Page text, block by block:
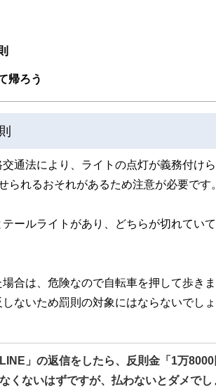
ンシャルプランナー、弁護士、税理士、宅地建物取
、行政書士、投資アナリスト、キャリアコンサルタン
確かな情報発信を実現しています。
アイデアを提供するお金のコンシェルジュを目指しま
帰ろう
通法により、ライトの点灯が義務付け
られるおそれがあるため注意が必要です。
ールライトがあり、どちらが切れてい
合は、危険なので自転車を押して歩き
ないため罰則の対象にはならないでしょ
」の返信をしたら、反則金「1万
くないはずですが、払わないとダメでし